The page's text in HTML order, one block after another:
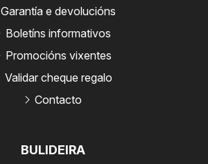
BULIDEIRA
Garantía e devolucións
Boletíns informativos
Promocións vixentes
Validar cheque regalo
Contacto